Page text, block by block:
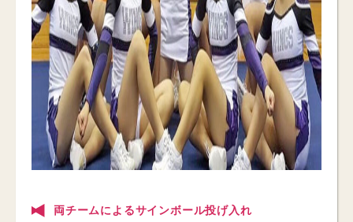
両チームによるサインボール投げ入れ